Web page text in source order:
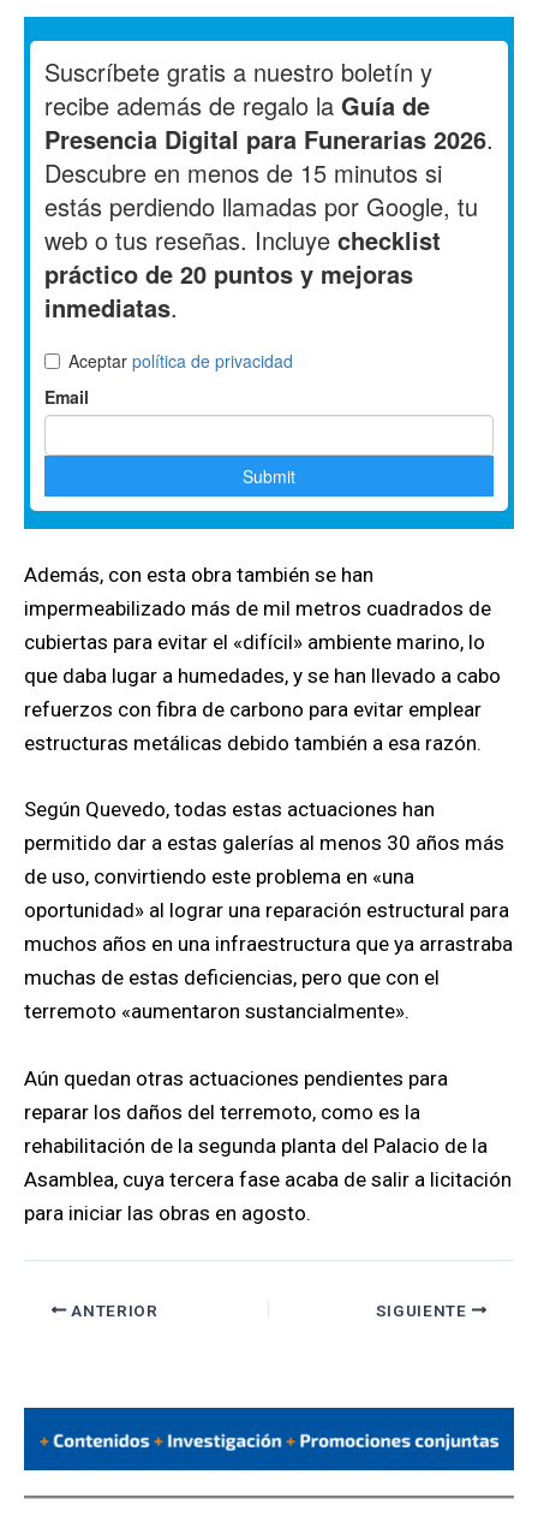
Además, con esta obra también se han
impermeabilizado más de mil metros cuadrados de
cubiertas para evitar el «difícil» ambiente marino, lo
que daba lugar a humedades, y se han llevado a cabo
refuerzos con fibra de carbono para evitar emplear
estructuras metálicas debido también a esa razón.
Según Quevedo, todas estas actuaciones han
permitido dar a estas galerías al menos 30 años más
de uso, convirtiendo este problema en «una
oportunidad» al lograr una reparación estructural para
muchos años en una infraestructura que ya arrastraba
muchas de estas deficiencias, pero que con el
terremoto «aumentaron sustancialmente».
Aún quedan otras actuaciones pendientes para
reparar los daños del terremoto, como es la
rehabilitación de la segunda planta del Palacio de la
Asamblea, cuya tercera fase acaba de salir a licitación
para iniciar las obras en agosto.
ANTERIOR SIGUIENTE